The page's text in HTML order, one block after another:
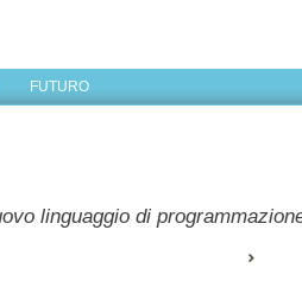
FUTURO
linguaggio di